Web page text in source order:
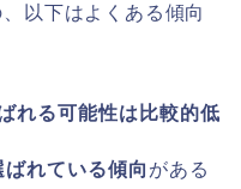
以下はよくある傾向
れる可能性は比較的低
れている傾向 がある